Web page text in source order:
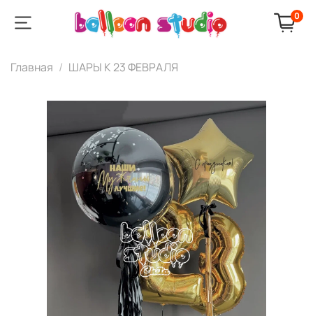
0
Главная ШАРЫ К 23 ФЕВРАЛЯ